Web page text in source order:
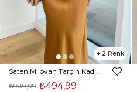
2
₺494,99
₺989,99